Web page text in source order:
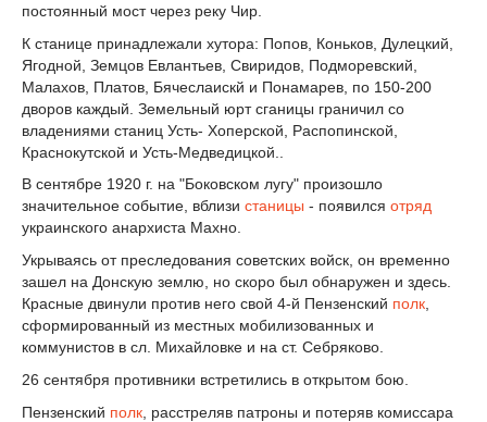
постоянный мост через реку Чир.
К станице принадлежали хутора: Попов, Коньков, Дулецкий,
Ягодной, Земцов Евлантьев, Свиридов, Подморевский,
Малахов, Платов, Бячеслаискй и Понамарев, по 150-200
дворов каждый. Земельный юрт сганицы граничил со
владениями станиц Усть- Хоперской, Распопинской,
Краснокутской и Усть-Медведицкой..
В сентябре 1920 г. на "Боковском лугу" произошло
значительное событие, вблизи станицы - появился отряд
украинского анархиста Махно.
Укрываясь от преследования советских войск, он временно
зашел на Донскую землю, но скоро был обнаружен и здесь.
Красные двинули против него свой 4-й Пензенский полк
сформированный из местных мобилизованных и
коммунистов в сл. Михайловке и на ст. Себряково.
26 сентября противники встретились в открытом бою.
Пензенский полк , расстреляв патроны и потеряв комиссара